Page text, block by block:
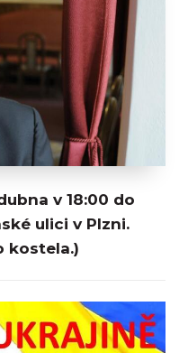
v 18:00 do
ulici v Plzni.
kostela.)